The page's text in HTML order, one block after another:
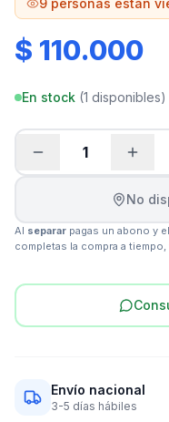
9 personas están
$ 110.000
En stock (1 disponibles)
1
No
Al separar pagas un abono y
completas la compra a tiempo,
Envío nacional
3-5 días hábiles